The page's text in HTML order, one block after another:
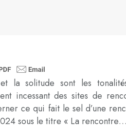
la solitude sont les
incessant des sites de
ce qui fait le sel d’une
sous le titre « La